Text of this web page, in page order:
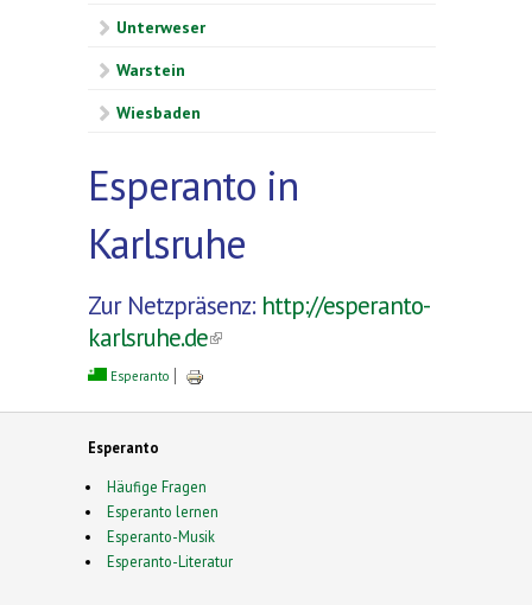
Unterweser
Warstein
Wiesbaden
Esperanto in
Karlsruhe
Zur Netzpräsenz: http://esperanto-
karlsruhe.de(link is external)
Esperanto
Esperanto
Häufige Fragen
Esperanto lernen
Esperanto-Musik
Esperanto-Literatur